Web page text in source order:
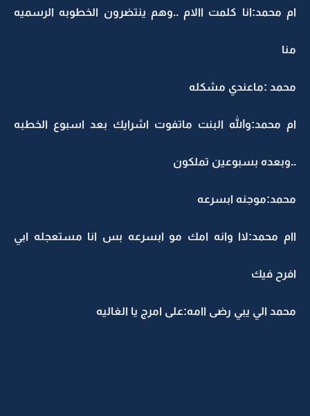
ام محمد:انا كلمت االام ..وهم ينتضرون الخطوبه الرسميه
منا
محمد :ماعندي مشكله
ام محمد:والله البنت ماتفوت اشرايك بعد اسبوع الخطبه
..وبعده بسبوعين تملكون
محمد:موجنه ابسرعه
اام محمد:لاا وانه امك مو ابسرعه بس انا مستعجله ابي
افرح فيك
محمد الي يبي رضى اامه:على امرج يا الغاليه